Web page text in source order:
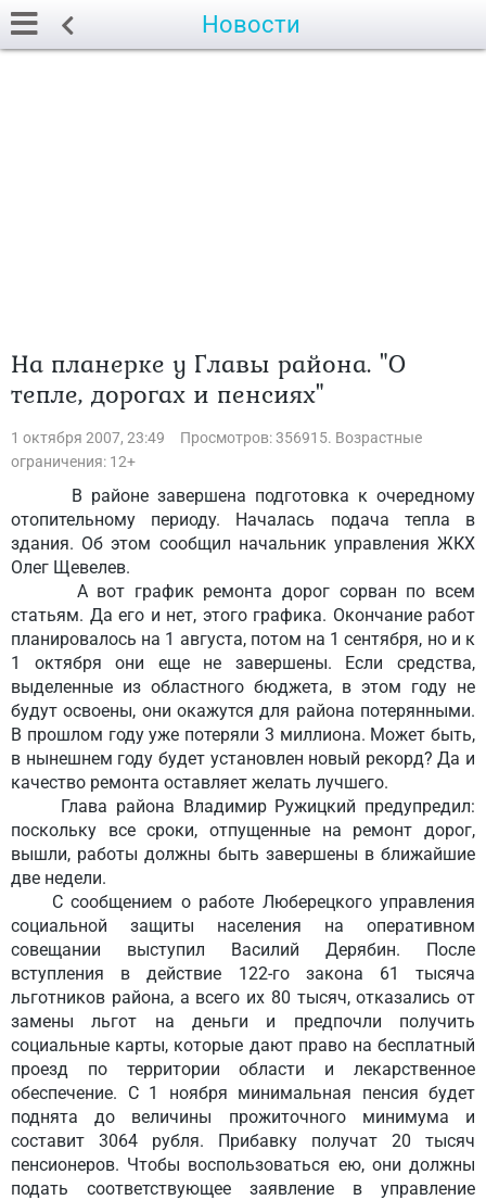
Новости
На планерке у Главы района. "О
тепле, дорогах и пенсиях"
1 октября 2007, 23:49
Просмотров: 356915. Возрастные
ограничения: 12+
В районе завершена подготовка к очередному
отопительному периоду. Началась подача тепла в
здания. Об этом сообщил начальник управления ЖКХ
Олег Щевелев.
А вот график ремонта дорог сорван по всем
статьям. Да его и нет, этого графика. Окончание работ
планировалось на 1 августа, потом на 1 сентября, но и к
1 октября они еще не завершены. Если средства,
выделенные из областного бюджета, в этом году не
будут освоены, они окажутся для района потерянными.
В прошлом году уже потеряли 3 миллиона. Может быть,
в нынешнем году будет установлен новый рекорд? Да и
качество ремонта оставляет желать лучшего.
Глава района Владимир Ружицкий предупредил:
поскольку все сроки, отпущенные на ремонт дорог,
вышли, работы должны быть завершены в ближайшие
две недели.
С сообщением о работе Люберецкого управления
социальной защиты населения на оперативном
совещании выступил Василий Дерябин. После
вступления в действие 122-го закона 61 тысяча
льготников района, а всего их 80 тысяч, отказались от
замены льгот на деньги и предпочли получить
социальные карты, которые дают право на бесплатный
проезд по территории области и лекарственное
обеспечение. С 1 ноября минимальная пенсия будет
поднята до величины прожиточного минимума и
составит 3064 рубля. Прибавку получат 20 тысяч
пенсионеров. Чтобы воспользоваться ею, они должны
подать соответствующее заявление в управление